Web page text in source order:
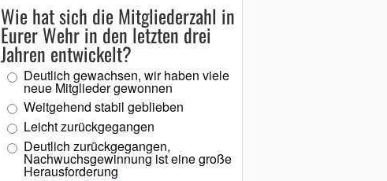
Wie hat sich die Mitgliederzahl in
Eurer Wehr in den letzten drei
Jahren entwickelt?
Deutlich gewachsen, wir haben viele
neue Mitglieder gewonnen
Weitgehend stabil geblieben
Leicht zurückgegangen
Deutlich zurückgegangen,
Nachwuchsgewinnung ist eine große
Herausforderung